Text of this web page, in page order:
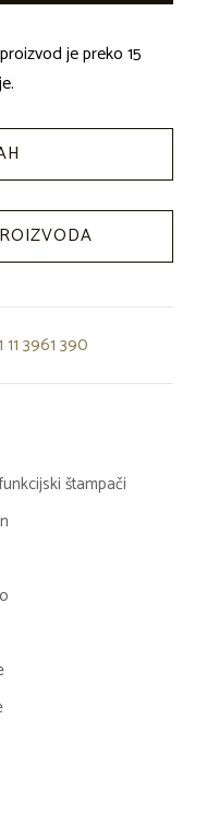
je preko 15
11 3961 390
štampači